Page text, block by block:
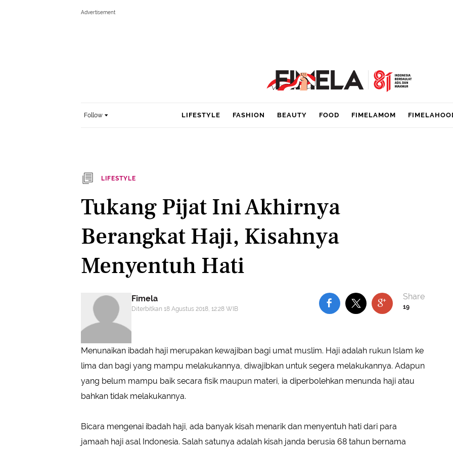
Follow LIFESTYLE FASHION BEAUTY FOOD FIMELAMOM
LIFESTYLE
Tukang Pijat Ini Akhirnya
Berangkat Haji, Kisahnya
Menyentuh Hati
Fimela
Diterbitkan 18 Agustus 2018, 12:28 WIB 19
Menunaikan ibadah haji merupakan kewajiban bagi umat muslim. Haji adalah rukun Islam ke
lima dan bagi yang mampu melakukannya, diwajibkan untuk segera melakukannya. Adapun
yang belum mampu baik secara fisik maupun materi, ia diperbolehkan menunda haji atau
bahkan tidak melakukannya.
Bicara mengenai ibadah haji, ada banyak kisah menarik dan menyentuh hati dari para
jamaah haji asal Indonesia. Salah satunya adalah kisah janda berusia 68 tahun bernama